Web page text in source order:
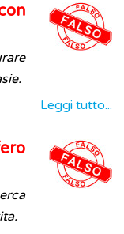
Leggi tutto...